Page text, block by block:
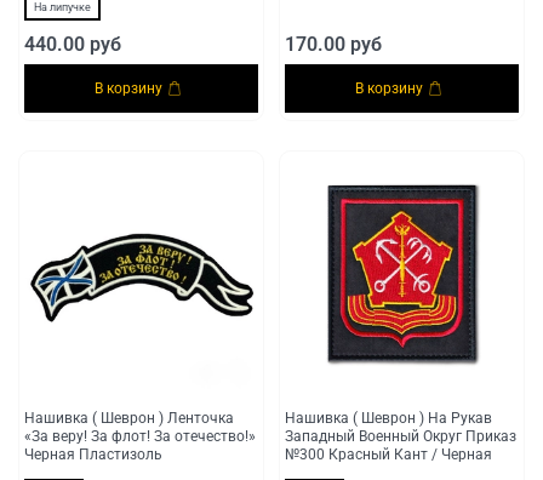
На липучке
440.00 руб
В корзину
170.00 руб
В корзину
Нашивка ( Шеврон ) Ленточка
«За веру! За флот! За отечество!»
Черная Пластизоль
Нашивка ( Шеврон ) На Рукав
Западный Военный Округ Приказ
№300 Красный Кант / Черная